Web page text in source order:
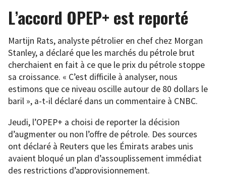
L’accord OPEP+ est reporté
Martijn Rats, analyste pétrolier en chef chez Morgan
Stanley, a déclaré que les marchés du pétrole brut
cherchaient en fait à ce que le prix du pétrole stoppe
sa croissance. « C’est difficile à analyser, nous
estimons que ce niveau oscille autour de 80 dollars le
baril », a-t-il déclaré dans un commentaire à CNBC.
Jeudi, l’OPEP+ a choisi de reporter la décision
d’augmenter ou non l’offre de pétrole. Des sources
ont déclaré à Reuters que les Émirats arabes unis
avaient bloqué un plan d’assouplissement immédiat
des restrictions d’approvisionnement.